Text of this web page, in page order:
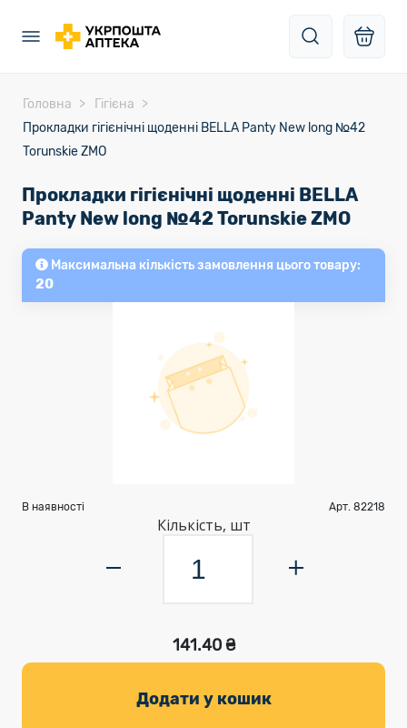
Головна
Гігієна
Прокладки гігієнічні щоденні BELLA Panty New long №42
Torunskie ZMO
Прокладки гігієнічні щоденні BELLA
Panty New long №42 Torunskie ZMO
Максимальна кількість замовлення цього товару:
20
В наявності Арт. 82218
Кількість, шт
141.40 ₴
Додати у кошик